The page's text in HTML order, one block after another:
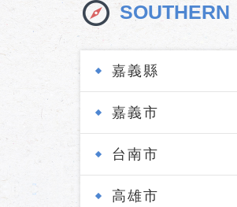
SOUTHERN
嘉義縣
嘉義市
台南市
高雄市